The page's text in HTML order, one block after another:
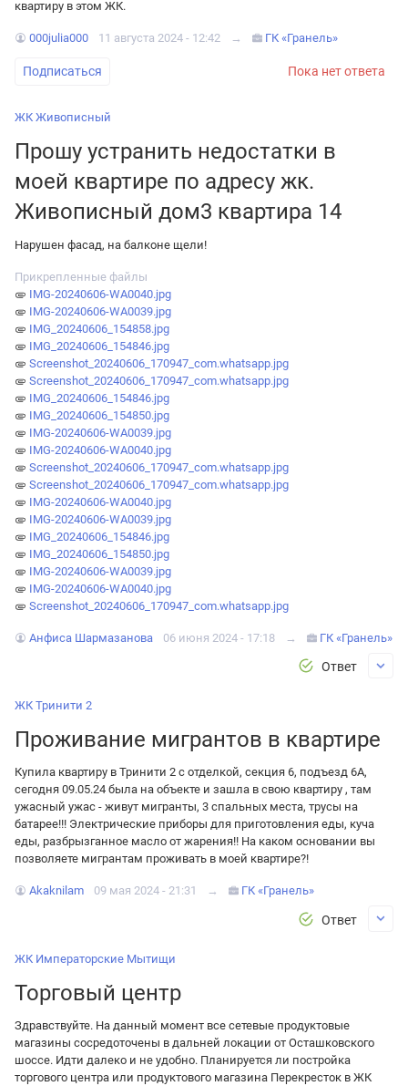
квартиру в этом ЖК.
000julia000 11 августа 2024 - 12:42 → ГК «Гранель»
Подписаться Пока нет ответа
ЖК Живописный
Прошу устранить недостатки в
моей квартире по адресу жк.
Живописный дом3 квартира 14
Нарушен фасад, на балконе щели!
Прикрепленные файлы
IMG-20240606-WA0040.jpg
IMG-20240606-WA0039.jpg
IMG_20240606_154858.jpg
IMG_20240606_154846.jpg
Screenshot_20240606_170947_com.whatsapp.jpg
Screenshot_20240606_170947_com.whatsapp.jpg
IMG_20240606_154846.jpg
IMG_20240606_154850.jpg
IMG-20240606-WA0039.jpg
IMG-20240606-WA0040.jpg
Screenshot_20240606_170947_com.whatsapp.jpg
Screenshot_20240606_170947_com.whatsapp.jpg
IMG-20240606-WA0040.jpg
IMG-20240606-WA0039.jpg
IMG_20240606_154846.jpg
IMG_20240606_154850.jpg
IMG-20240606-WA0039.jpg
IMG-20240606-WA0040.jpg
Screenshot_20240606_170947_com.whatsapp.jpg
Анфиса Шармазанова 06 июня 2024 - 17:18 → ГК «Гранель»
Ответ
ЖК Тринити 2
Проживание мигрантов в квартире
Купила квартиру в Тринити 2 с отделкой, секция 6, подъезд 6А,
сегодня 09.05.24 была на объекте и зашла в свою квартиру , там
ужасный ужас - живут мигранты, 3 спальных места, трусы на
батарее!!! Электрические приборы для приготовления еды, куча
еды, разбрызганное масло от жарения!! На каком основании вы
позволяете мигрантам проживать в моей квартире?!
Akaknilam 09 мая 2024 - 21:31 → ГК «Гранель»
Ответ
ЖК Императорские Мытищи
Торговый центр
Здравствуйте. На данный момент все сетевые продуктовые
магазины сосредоточены в дальней локации от Осташковского
шоссе. Идти далеко и не удобно. Планируется ли постройка
торгового центра или продуктового магазина Перекресток в ЖК